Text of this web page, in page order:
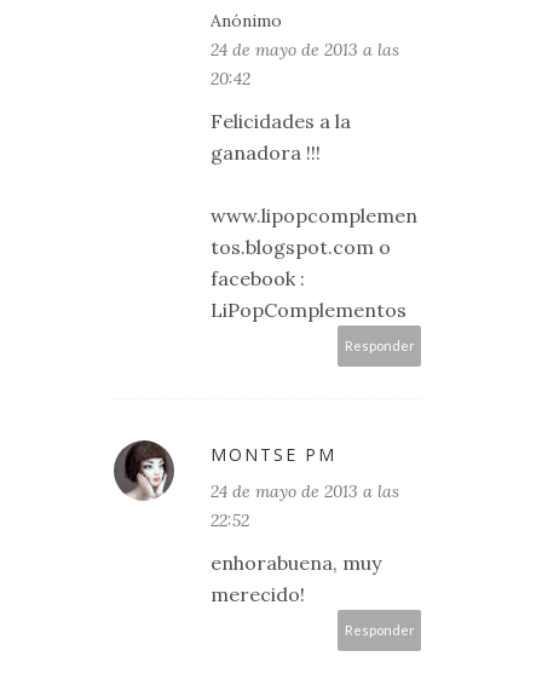
Anónimo
24 de mayo de 2013 a las
20:42
Felicidades a la
ganadora !!!
www.lipopcomplemen
tos.blogspot.com o
facebook :
LiPopComplementos
Responder
MONTSE PM
24 de mayo de 2013 a las
22:52
enhorabuena, muy
merecido!
Responder